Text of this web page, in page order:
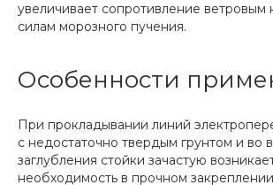
увеличивает сопротивление ветровым
силам морозного пучения.
Особенности
При прокладывании линий
с недостаточно твердым грунтом и во
заглубления стойки зачастую
необходимость в прочном